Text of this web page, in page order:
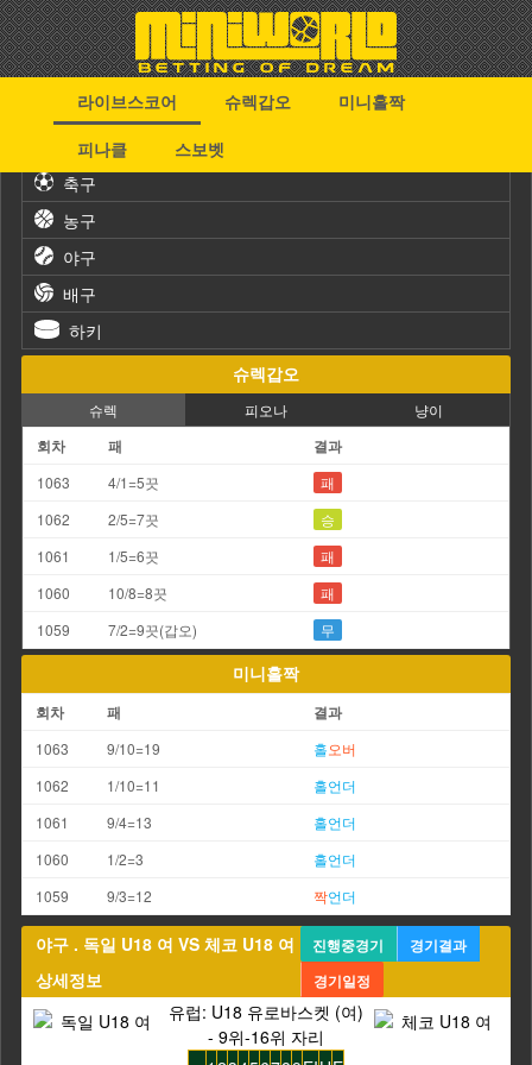
라이브스코어 슈렉갑오
미니홀짝
피나클
스보벳
축구
농구
야구
배구
하키
슈렉갑오
슈렉 피오나 냥이
회차 패 결과
1063 4/1=5끗
패
1062
2/5=7끗
승
1061
1/5=6끗
패
1060
10/8=8끗
패
1059
7/2=9끗(갑오) 무
미니홀짝
회차 패 결과
1063 9/10=19 홀오버
1062
1/10=11 홀언더
1061
9/4=13 홀언더
1060
1/2=3 홀언더
1059
9/3=12 짝언더
야구 . 독일 U18 여 VS 체코 U18 여
상세정보
진행중경기
경기결과
경기일정
유럽: U18 유로바스켓 (여)
- 9위-16위 자리